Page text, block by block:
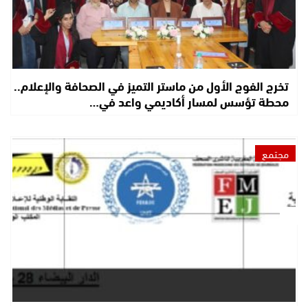
تخرج الفوج الأول من ماستر التميز في الصحافة والإعلام..
محطة تؤسس لمسار أكاديمي واعد في…
مجتمع